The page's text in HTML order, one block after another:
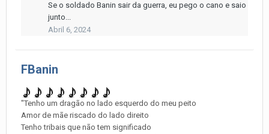
Se o soldado Banin sair da guerra, eu pego o cano e saio
junto...
Abril 6, 2024
FBanin
"Tenho um dragão no lado esquerdo do meu peito
Amor de mãe riscado do lado direito
Tenho tribais que não tem significado